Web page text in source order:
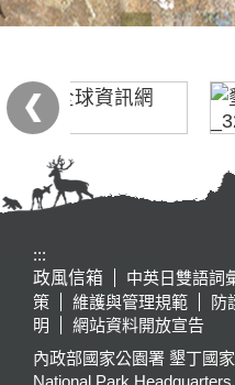
:::
政風信箱
中英日雙語詞
策
維護與管理規範 防
明
網站資料開放宣告
內政部國家公園署 墾丁國
National Park